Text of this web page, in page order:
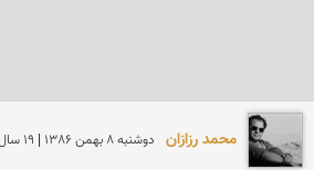
محمد رزازان دوشنبه 8 بهمن 1386 | 19 سال پیش